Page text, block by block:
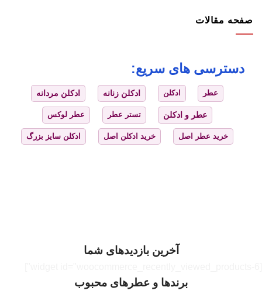
صفحه مقالات
دسترسی های سریع:
عطر ادکلن ادکلن زنانه ادکلن مردانه
عطر و ادکلن تستر عطر عطر لوکس
خرید عطر اصل خرید ادکلن اصل ادکلن سایز بزرگ
آخرین بازدیدهای شما
برندها و عطرهای محبوب